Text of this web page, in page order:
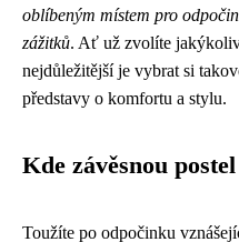
oblíbeným místem pro
zážitků. Ať už zvolíte
nejdůležitější je vybrat si
představy o komfortu a stylu.
Kde závěsnou
Toužíte po odpočinku